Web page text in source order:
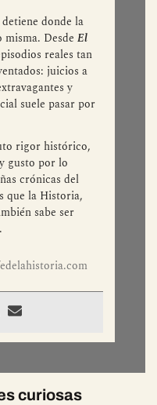
donde la
Desde El
reales tan
juicios a
y
suele pasar por
rigor histórico,
gusto por lo
crónicas del
que la Historia,
sabe ser
curiosas